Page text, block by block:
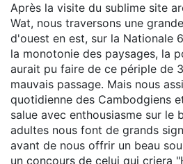
Après la visite du sublime site
Wat, nous traversons une
d'ouest en est, sur la Nationale
la monotonie des paysages, la
aurait pu faire de ce périple de
mauvais passage. Mais nous
quotidienne des Cambodgiens
salue avec enthousiasme sur le
adultes nous font de grands
avant de nous offrir un beau
un concours de celui qui criera